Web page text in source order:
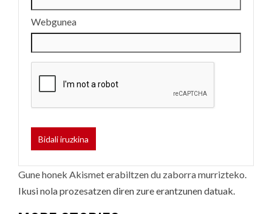
Webgunea
Gune honek Akismet erabiltzen du zaborra murrizteko.
Ikusi nola prozesatzen diren zure erantzunen datuak.